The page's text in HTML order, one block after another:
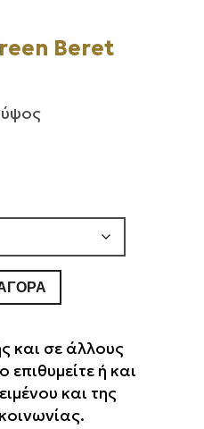
Beret
ύψος
και σε άλλους
ή και
και της